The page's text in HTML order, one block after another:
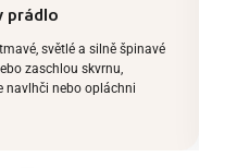
prádlo
světlé a silně špinavé
zaschlou skvrnu,
navlhči nebo opláchni